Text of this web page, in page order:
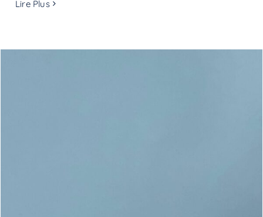
Lire Plus